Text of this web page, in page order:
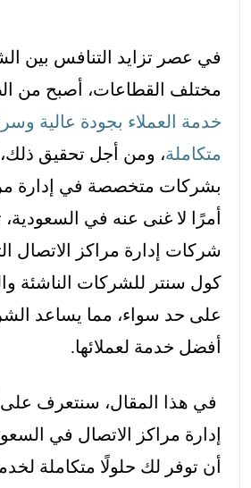
في عصر تزايد التنافس بين
مختلف القطاعات، أصبح من
خدمة العملاء بجودة عالية
متكاملة، ومن أجل تحقيق ذلك،
بشركات متخصصة في إدارة
أمرًا لا غنى عنه في
شركات إدارة مراكز الاتصال
كول سنتر للشركات الناشئة
على حد سواء، مما يساعد
أفضل خدمة لعملائها.
في هذا المقال، سنتعرف
إدارة مراكز الاتصال في
أن توفر لك حلولًا متكاملة